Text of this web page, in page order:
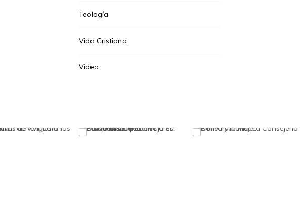
Teología
Vida Cristiana
Video